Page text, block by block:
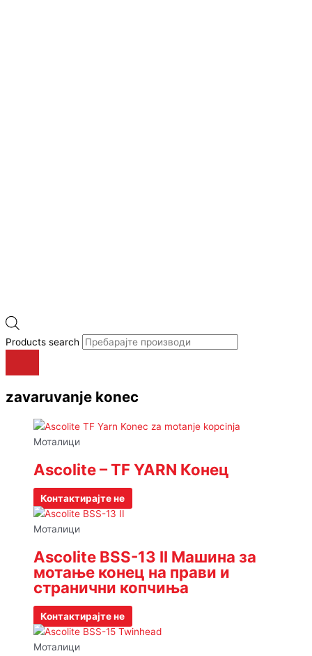
Products search
zavaruvanje konec
Моталици
Ascolite – TF YARN Конец
Контактирајте не
Моталици
Ascolite BSS-13 II Машина за
мотање конец на прави и
странични копчиња
Контактирајте не
Моталици